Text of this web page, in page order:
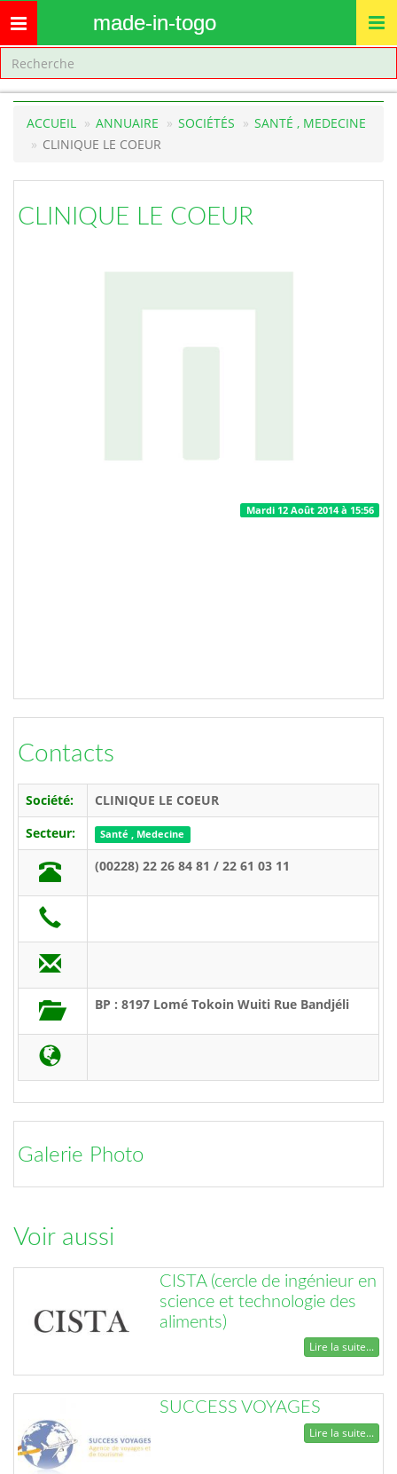
Toggle
navigation
made-in-togo
ACCUEIL ANNUAIRE SOCIÉTÉS
SANTÉ , MEDECINE
CLINIQUE LE COEUR
CLINIQUE LE COEUR
Mardi 12 Août 2014 à 15:56
Contacts
Société:
CLINIQUE LE COEUR
Secteur:
Santé , Medecine
(00228) 22 26 84 81 / 22 61 03 11
BP : 8197 Lomé Tokoin Wuiti Rue Bandjéli
Galerie Photo
Voir aussi
CISTA (cercle de ingénieur en
science et technologie des
aliments)
Lire la suite...
SUCCESS VOYAGES
Lire la suite...